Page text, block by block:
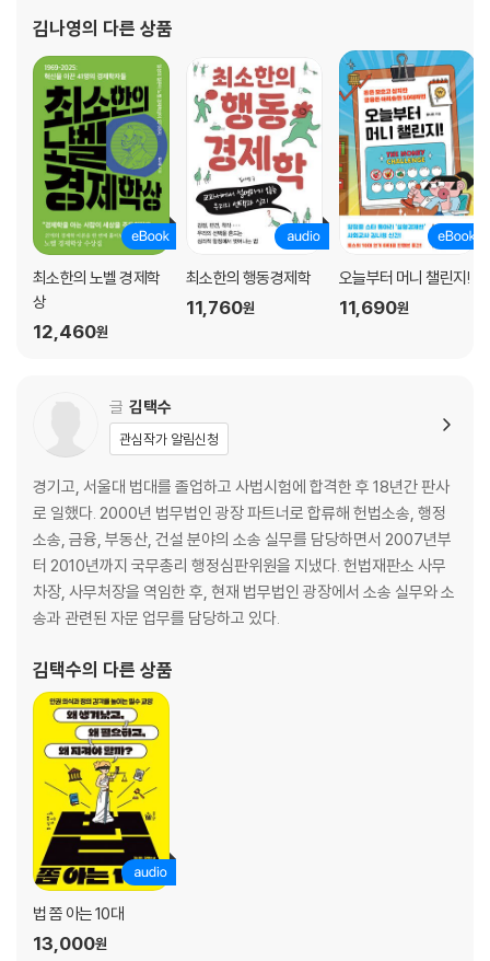
자유권과 사회권 사이에서
2. 평등권, 법 앞의 평등
평등권: 법 앞에서는 누구나 평등하다
재판은 공정해야 해
취업의 평등 vs 고용의 자유
3. 참정권, 사회의 주체로 인정받는 징표
참정권 보장의 역사
모든 사람이 참정권을 가지기까지
기본권 보장을 위한 수단
4장. 법이 추구하는 목적
1. 법이 추구하는 ‘정의’란 무엇일까?
아리스토텔레스: 각자에게 그의 몫을!
벤담: 최대 다수의 최대 행복
칸트: 침해할 수 없는 보편적 권리가 있어
롤스: 무지의 베일을 쓰고 합의해야 해
2. 권력 분립이 필요한 이유
법이 정의롭지 못한 사회, 그 원인은?
국가 권력은 나누어져야 해: 권력 분립
3. 다수의 의견은 언제나 정의로울까?
: 다수에 의해 소수가 희생된다면
플레시 대 퍼거슨 사건: 분리하되 평등하다
캐리 벅 사건: 우생학에 의한 소수의 희생
드레퓌스 사건: 단지 유대인이라는 이유만으로
5장. 범죄와 형벌
1. 형벌의 목적은 뭘까?
김나영의 다른 상품
최소한의 노벨 경제학
상
12,460원
최소한의 행동경제학
11,760원
오늘부터 머니 챌린지!
11,690원
글 김택수
관심작가 알림신청
경기고, 서울대 법대를 졸업하고 사법시험에 합격한 후 18년간 판사
로 일했다. 2000년 법무법인 광장 파트너로 합류해 헌법소송, 행정
소송, 금융, 부동산, 건설 분야의 소송 실무를 담당하면서 2007년부
터 2010년까지 국무총리 행정심판위원을 지냈다. 헌법재판소 사무
차장, 사무처장을 역임한 후, 현재 법무법인 광장에서 소송 실무와 소
송과 관련된 자문 업무를 담당하고 있다.
김택수의 다른 상품
법 쫌 아는 10대
13,000원